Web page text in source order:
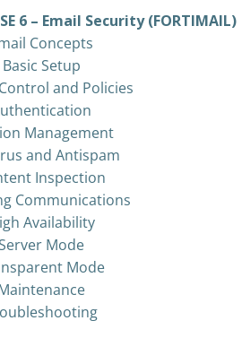
6 – Email Security (FORTIMAIL)
Concepts
Basic Setup
and Policies
Management
and Antispam
Inspection
Communications
Availability
Mode
Mode